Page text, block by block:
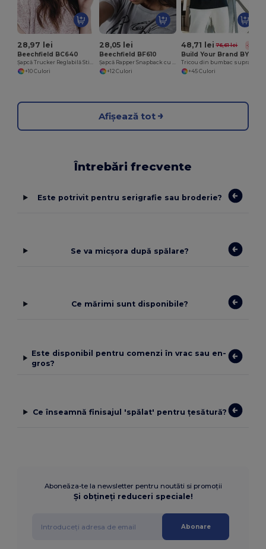
28,97 lei
Beechfield BC640
Șapcă Trucker Reglabilă Stil Vintage
+10 Culori
28,05 lei
Beechfield BF610
Șapcă Rapper Snapback cu 5 Panouri
+12 Culori
48,71 lei 76,61 lei -36%
+45 Culori
Afișează tot
Întrebări frecvente
Este potrivit pentru serigrafie sau broderie?
Se va micșora după spălare?
Ce mărimi sunt disponibile?
Este disponibil pentru comenzi în vrac sau en-
gros?
Ce înseamnă finisajul 'spălat' pentru țesătură?
Aboneăza-te la newsletter pentru noutăti si promoții
Și obțineți reduceri speciale!
Abonare